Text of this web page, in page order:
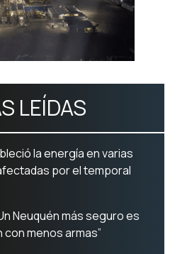
LEÍDAS
la energía en varias
por el temporal
Neuquén más seguro es
con menos armas”